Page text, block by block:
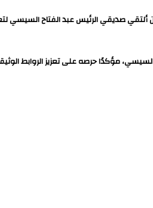
صديقي الرئيس عبد الفتاح السيسي
مؤكدًا حرصه على تعزيز الروابط